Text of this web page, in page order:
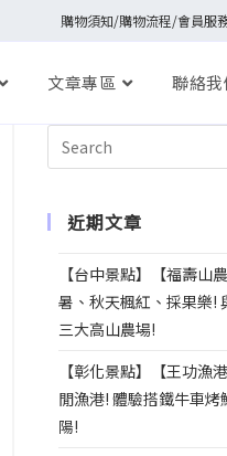
購物須知/購物流程/會員服
文章專區 聯絡我
近期文章
【台中景點】【福壽山
暑、秋天楓紅、採果樂!
三大高山農場!
【彰化景點】【王功漁
閒漁港! 體驗搭鐵牛車
陽!